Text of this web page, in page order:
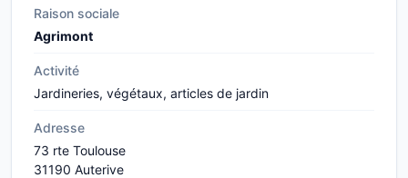
Raison sociale
Agrimont
Activité
Jardineries, végétaux, articles de jardin
Adresse
73 rte Toulouse
31190 Auterive